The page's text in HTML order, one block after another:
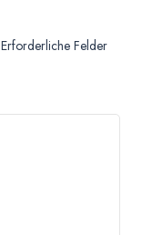
Erforderliche Felder